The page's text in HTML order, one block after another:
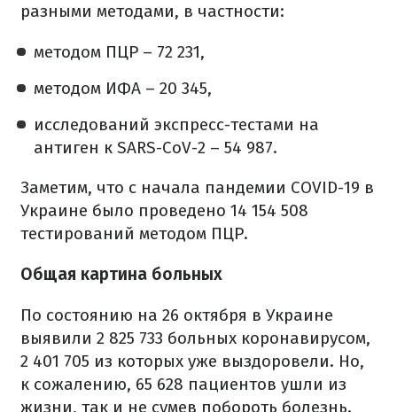
разными методами, в частности:
методом ПЦР – 72 231,
методом ИФА – 20 345,
исследований экспресс-тестами на
антиген к SARS-CoV-2 – 54 987.
Заметим, что с начала пандемии COVID-19 в
Украине было проведено 14 154 508
тестирований методом ПЦР.
Общая картина больных
По состоянию на 26 октября в Украине
выявили 2 825 733 больных коронавирусом,
2 401 705 из которых уже выздоровели. Но,
к сожалению, 65 628 пациентов ушли из
жизни, так и не сумев побороть болезнь.